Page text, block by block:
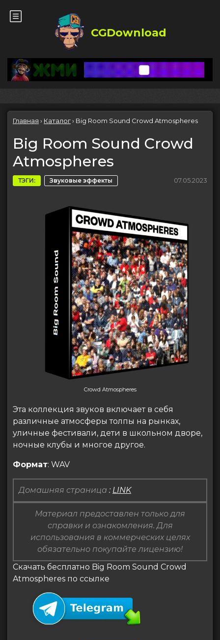
CGDownload
Главная › Каталог› Big Room Sound Crowd Atmospheres
Big Room Sound Crowd
Atmospheres
ТЭГИ: Звуковые эффекты 07.05.2023
Crowd Atmospheres
Эта коллекция звуков включает в себя
различные атмосферы толпы на рынках,
уличные фестивали, дети в школьном дворе,
ночные клубы и многое другое.
Формат: WAV
Домашняя страница : LINK
Материал предоставлен только для
справки и ознакомления. Для
использования в коммерческих целях
обязательно покупайте лицензию!
Скачать бесплатно Big Room Sound Crowd
Atmospheres по ссылке